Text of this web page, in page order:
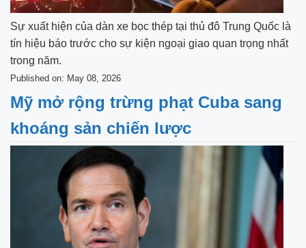
Sự xuất hiện của dàn xe bọc thép tại thủ đô Trung Quốc là
tín hiệu báo trước cho sự kiện ngoại giao quan trọng nhất
trong năm.
Published on: May 08, 2026
Mỹ mở rộng trừng phạt Cuba sang
khoáng sản chiến lược